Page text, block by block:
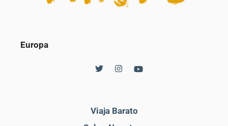
Europa
Viaja Barato